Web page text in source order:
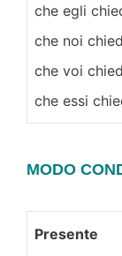
che egli
che noi
che voi
che essi
MODO
Presente